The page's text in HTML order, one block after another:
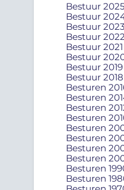
Bestuur 2025
Bestuur
Bestuur 2023
Bestuur 2022
Bestuur 2021
Bestuur
Bestuur 2019
Bestuur 2018
Besturen
Besturen
Besturen
Besturen
Besturen
Besturen
Besturen
Besturen
Besturen
Besturen